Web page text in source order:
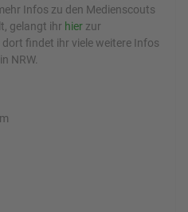
Infos zu den Medienscouts
gelangt ihr hier zur
findet ihr viele weitere Infos
NRW.